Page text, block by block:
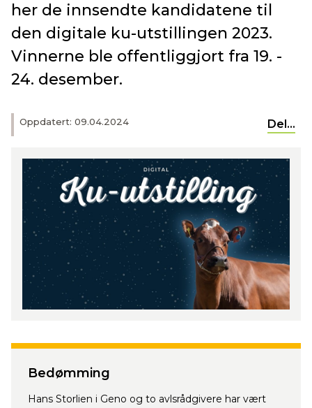
Oppdatert: 09.04.2024 Del...
her de innsendte kandidatene til
den digitale ku-utstillingen 2023.
Vinnerne ble offentliggjort fra 19. -
24. desember.
Bedømming
Hans Storlien i Geno og to avlsrådgivere har vært